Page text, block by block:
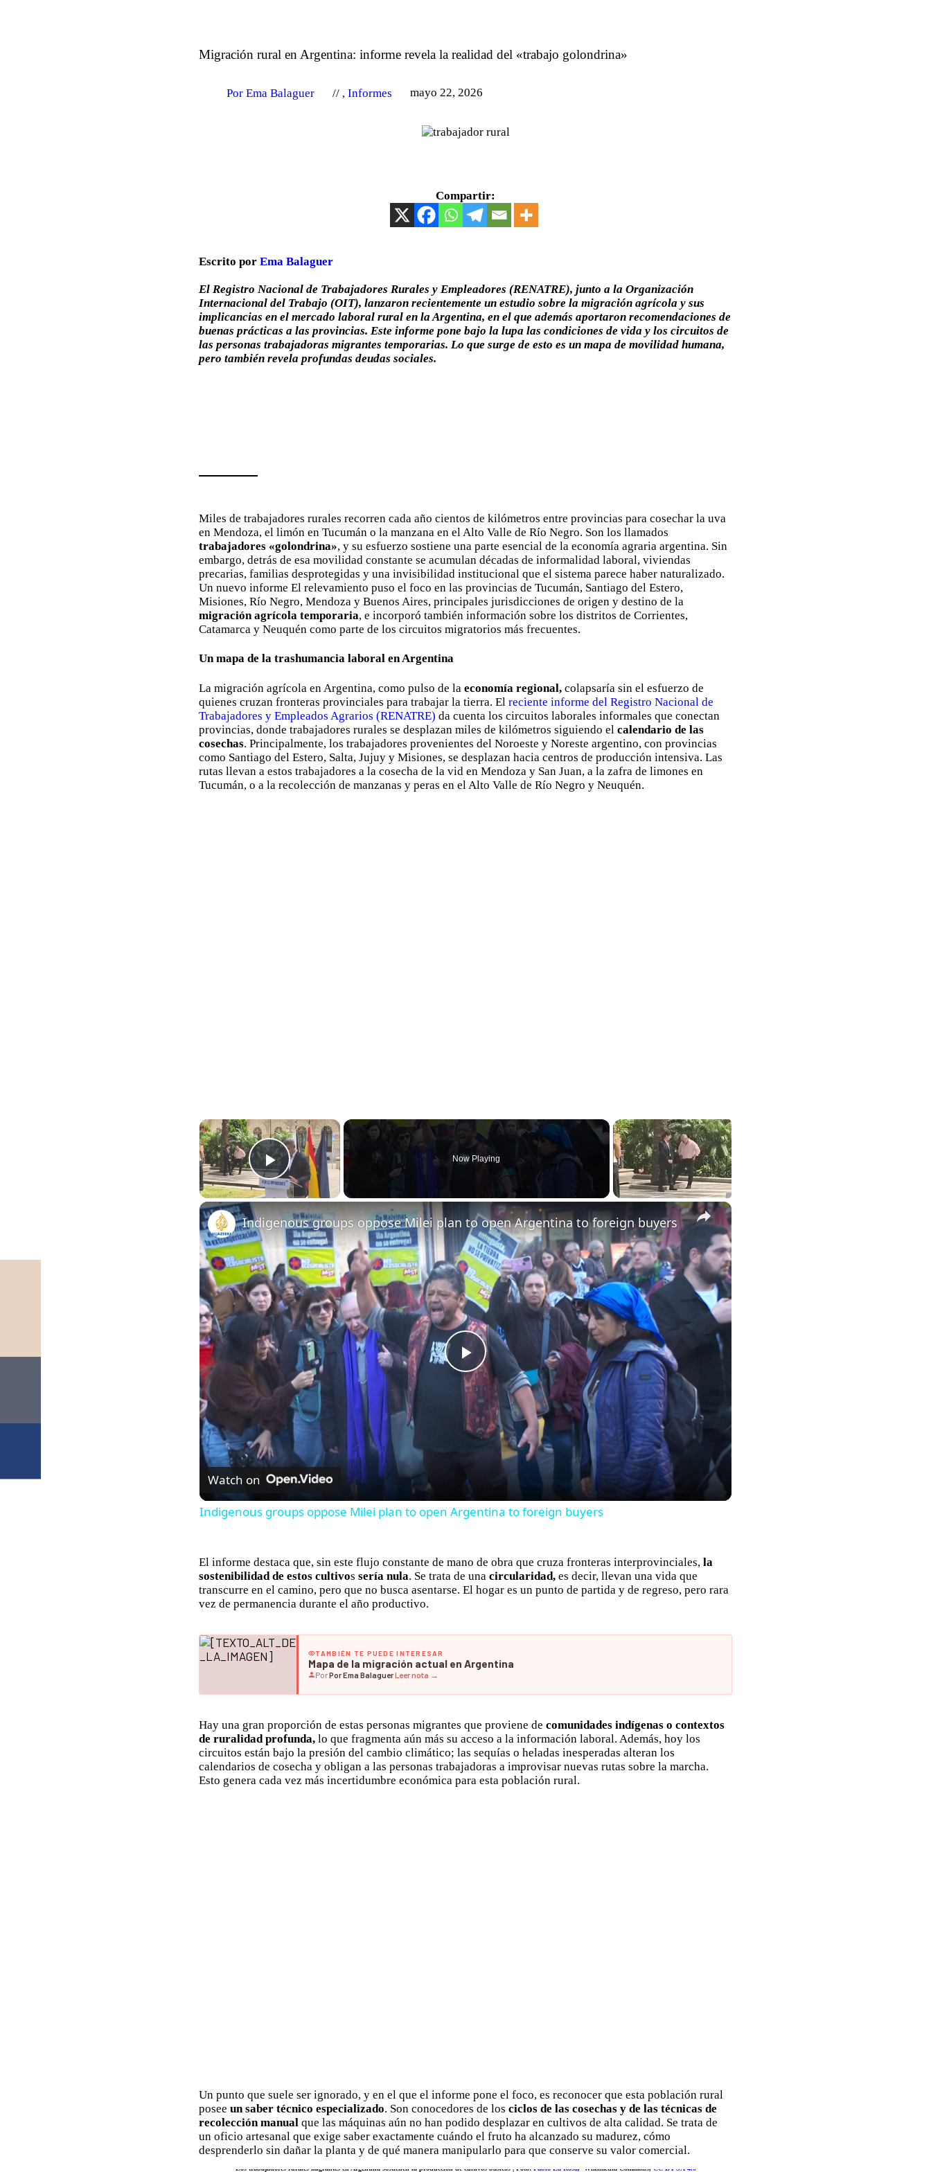
Migración rural en Argentina: informe revela la realidad del «trabajo golondrina»
Por Ema Balaguer ,Informes mayo 22, 2026
Compartir:
Escrito por Ema Balaguer
El Registro Nacional de Trabajadores Rurales y Empleadores (RENATRE), junto a la Organización
Internacional del Trabajo (OIT), lanzaron recientemente un estudio sobre la migración agrícola y sus
implicancias en el mercado laboral rural en la Argentina, en el que además aportaron recomendaciones de
buenas prácticas a las provincias. Este informe pone bajo la lupa las condiciones de vida y los circuitos de
las personas trabajadoras migrantes temporarias. Lo que surge de esto es un mapa de movilidad humana,
pero también revela profundas deudas sociales.
Miles de trabajadores rurales recorren cada año cientos de kilómetros entre provincias para cosechar la uva
en Mendoza, el limón en Tucumán o la manzana en el Alto Valle de Río Negro. Son los llamados
trabajadores «golondrina», y su esfuerzo sostiene una parte esencial de la economía agraria argentina. Sin
embargo, detrás de esa movilidad constante se acumulan décadas de informalidad laboral, viviendas
precarias, familias desprotegidas y una invisibilidad institucional que el sistema parece haber naturalizado.
Un nuevo informe El relevamiento puso el foco en las provincias de Tucumán, Santiago del Estero,
Misiones, Río Negro, Mendoza y Buenos Aires, principales jurisdicciones de origen y destino de la
migración agrícola temporaria, e incorporó también información sobre los distritos de Corrientes,
Catamarca y Neuquén como parte de los circuitos migratorios más frecuentes.
Un mapa de la trashumancia laboral en Argentina
La migración agrícola en Argentina, como pulso de la economía regional, colapsaría sin el esfuerzo de
quienes cruzan fronteras provinciales para trabajar la tierra. El reciente informe del Registro Nacional de
Trabajadores y Empleados Agrarios (RENATRE) da cuenta los circuitos laborales informales que conectan
provincias, donde trabajadores rurales se desplazan miles de kilómetros siguiendo el calendario de las
cosechas. Principalmente, los trabajadores provenientes del Noroeste y Noreste argentino, con provincias
como Santiago del Estero, Salta, Jujuy y Misiones, se desplazan hacia centros de producción intensiva. Las
rutas llevan a estos trabajadores a la cosecha de la vid en Mendoza y San Juan, a la zafra de limones en
Tucumán, o a la recolección de manzanas y peras en el Alto Valle de Río Negro y Neuquén.
×
Play Video
Now Playing
×
Play Video
Indigenous groups oppose Milei plan to open Argentina to foreign buyers
Watch on
Indigenous groups oppose Milei plan to open Argentina to foreign buyers
El informe destaca que, sin este flujo constante de mano de obra que cruza fronteras interprovinciales, la
sostenibilidad de estos cultivos sería nula. Se trata de una circularidad, es decir, llevan una vida que
transcurre en el camino, pero que no busca asentarse. El hogar es un punto de partida y de regreso, pero rara
vez de permanencia durante el año productivo.
TAMBIÉN TE PUEDE INTERESAR
Mapa de la migración actual en Argentina
PorPor Ema Balaguer·Leer nota →
Hay una gran proporción de estas personas migrantes que proviene de comunidades indígenas o contextos
de ruralidad profunda, lo que fragmenta aún más su acceso a la información laboral. Además, hoy los
circuitos están bajo la presión del cambio climático; las sequías o heladas inesperadas alteran los
calendarios de cosecha y obligan a las personas trabajadoras a improvisar nuevas rutas sobre la marcha.
Esto genera cada vez más incertidumbre económica para esta población rural.
Un punto que suele ser ignorado, y en el que el informe pone el foco, es reconocer que esta población rural
posee un saber técnico especializado. Son conocedores de los ciclos de las cosechas y de las técnicas de
recolección manual que las máquinas aún no han podido desplazar en cultivos de alta calidad. Se trata de
un oficio artesanal que exige saber exactamente cuándo el fruto ha alcanzado su madurez, cómo
desprenderlo sin dañar la planta y de qué manera manipularlo para que conserve su valor comercial.
Los trabajadores rurales migrantes en Argentina sostienen la producción de cultivos básicos | Foto: Pablo La Rosa, Wikimedia Commons, CC BY-SA-4.0